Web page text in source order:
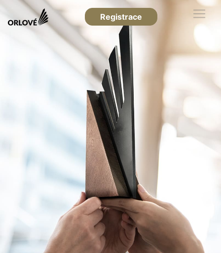
Registrace